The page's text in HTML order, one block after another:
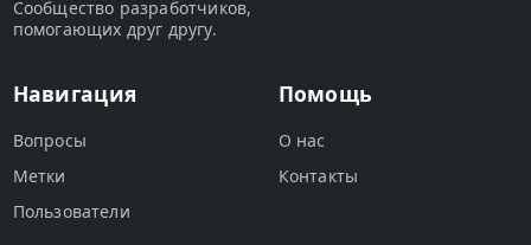
Сообщество разработчиков,
помогающих друг другу.
Навигация
Вопросы
Метки
Пользователи
Помощь
О нас
Контакты